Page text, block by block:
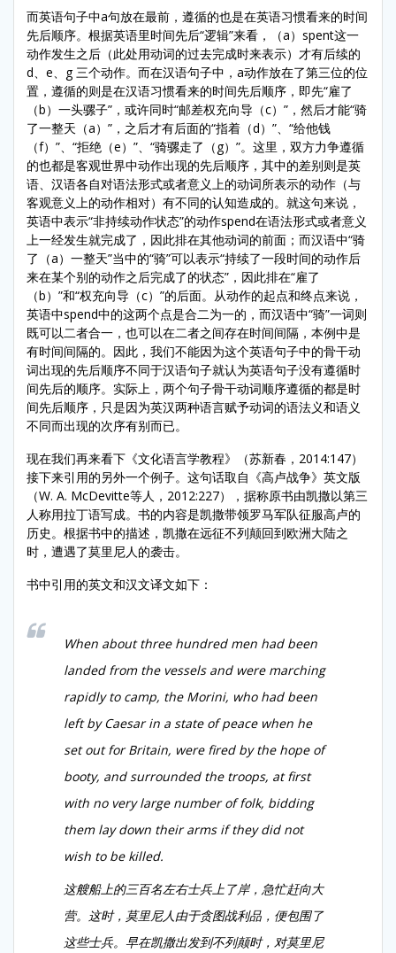
而英语句子中a句放在最前，遵循的也是在英语习惯看来的时间
先后顺序。根据英语里时间先后“逻辑”来看，（a）spent这一
动作发生之后（此处用动词的过去完成时来表示）才有后续的
d、e、g 三个动作。而在汉语句子中，a动作放在了第三位的位
置，遵循的则是在汉语习惯看来的时间先后顺序，即先“雇了
（b）一头骡子”，或许同时“邮差权充向导（c）”，然后才能“骑
了一整天（a）”，之后才有后面的“指着（d）”、“给他钱
（f）”、“拒绝（e）”、“骑骡走了（g）”。这里，双方力争遵循
的也都是客观世界中动作出现的先后顺序，其中的差别则是英
语、汉语各自对语法形式或者意义上的动词所表示的动作（与
客观意义上的动作相对）有不同的认知造成的。就这句来说，
英语中表示“非持续动作状态”的动作spend在语法形式或者意义
上一经发生就完成了，因此排在其他动词的前面；而汉语中“骑
了（a）一整天”当中的“骑”可以表示“持续了一段时间的动作后
来在某个别的动作之后完成了的状态”，因此排在“雇了
（b）”和“权充向导（c）”的后面。从动作的起点和终点来说，
英语中spend中的这两个点是合二为一的，而汉语中“骑”一词则
既可以二者合一，也可以在二者之间存在时间间隔，本例中是
有时间间隔的。因此，我们不能因为这个英语句子中的骨干动
词出现的先后顺序不同于汉语句子就认为英语句子没有遵循时
间先后的顺序。实际上，两个句子骨干动词顺序遵循的都是时
间先后顺序，只是因为英汉两种语言赋予动词的语法义和语义
不同而出现的次序有别而已。
现在我们再来看下《文化语言学教程》（苏新春，2014:147）
接下来引用的另外一个例子。这句话取自《高卢战争》英文版
（W. A. McDevitte等人，2012:227），据称原书由凯撒以第三
人称用拉丁语写成。书的内容是凯撒带领罗马军队征服高卢的
历史。根据书中的描述，凯撒在远征不列颠回到欧洲大陆之
时，遭遇了莫里尼人的袭击。
书中引用的英文和汉文译文如下：
When about three hundred men had been
landed from the vessels and were marching
rapidly to camp, the Morini, who had been
left by Caesar in a state of peace when he
set out for Britain, were fired by the hope of
booty, and surrounded the troops, at first
with no very large number of folk, bidding
them lay down their arms if they did not
wish to be killed.
这艘船上的三百名左右士兵上了岸，急忙赶向大
营。这时，莫里尼人由于贪图战利品，便包围了
这些士兵。早在凯撒出发到不列颠时，对莫里尼